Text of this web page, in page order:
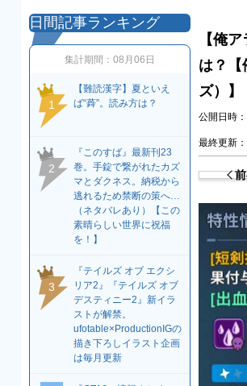
【俺
は？【
ズ）】
公開日時
最終更新
日間記事ランキング
集計期間： 08月06日
1
【難読漢字】夏といえ
ば“蕣”。読み方は？
2
『このすば』最新刊23
巻。手錠で繋がれたカズ
マとダクネス。納税から
逃れるため禁断の策へ…
（ネタバレあり）【この
素晴らしい世界に祝福
を！】
3
『テイルズ オブ エクシ
リア2』『テイルズ オブ
デスティニー2』新イラ
ストが解禁。
ufotable×ProductionIGの
描き下ろしイラスト企画
は毎月更新